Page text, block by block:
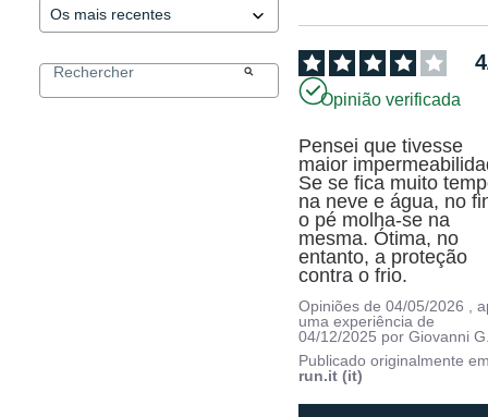
4
Opinião verificada
Pensei que tivesse
maior
Se se fica muito
na neve e água, no
o pé molha-se na
mesma. Ótima, no
entanto, a proteção
contra o frio.
Opiniões de04/05/2026
,
uma experiência de
04/12/2025 porGiovanni
Publicado originalmente
run.it (it)